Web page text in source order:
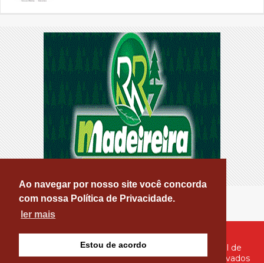
Ao navegar por nosso site você concorda
com nossa Política de Privacidade.
ler mais
Estou de acordo
© Copyright 2026 - PATOS ONLINE - O seu Portal de
Notícias de Patos e Região - Todos os direitos reservados